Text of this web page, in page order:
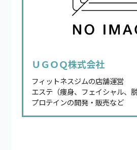
ＵＧＯＱ株式会社
フィットネスジムの店舗運営
エステ（痩身、フェイシャル、脱
プロテインの開発・販売など